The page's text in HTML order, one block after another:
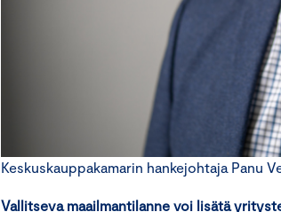
Keskuskauppakamarin hankejohtaja Panu
Vallitseva maailmantilanne voi lisätä